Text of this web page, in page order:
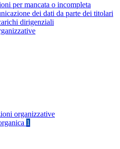
per mancata o incompleta
dei dati da parte dei titolari
dirigenziali
organizzative
1